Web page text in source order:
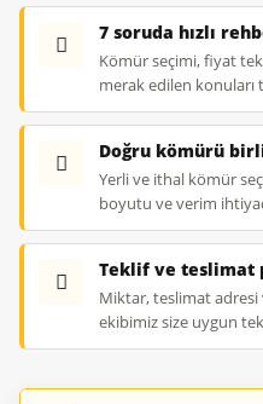
7 soruda hızlı
Kömür seçimi, fiyat
merak edilen
Doğru kömürü
Yerli ve ithal kömür
boyutu ve verim
Teklif ve teslimat
Miktar, teslimat adresi
ekibimiz size uygun